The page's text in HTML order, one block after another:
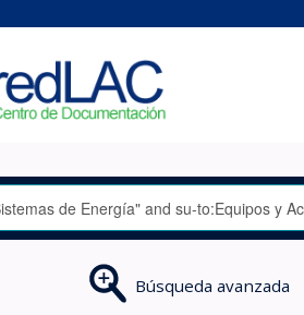
Búsqueda avanzada